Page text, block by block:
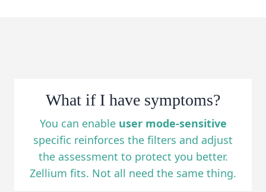
What if I have symptoms?
You can enable user mode-sensitive
specific reinforces the filters and adjust
the assessment to protect you better.
Zellium fits. Not all need the same thing.